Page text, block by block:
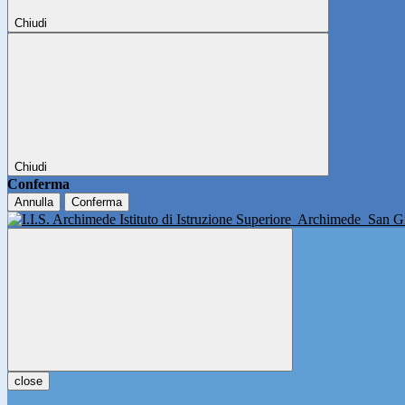
Chiudi
Chiudi
Conferma
Annulla Conferma
Istituto di Istruzione Superiore Archimede San
close